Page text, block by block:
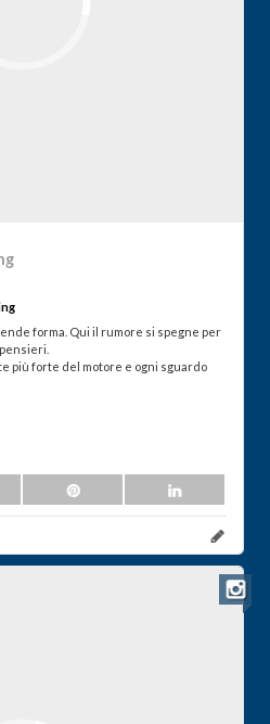
forma. Qui il rumore si spegne per
più forte del motore e ogni sguardo